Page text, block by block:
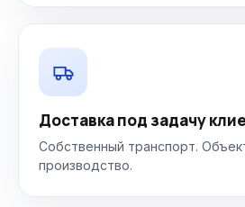
Доставка под задачу
Собственный транспорт.
производство.